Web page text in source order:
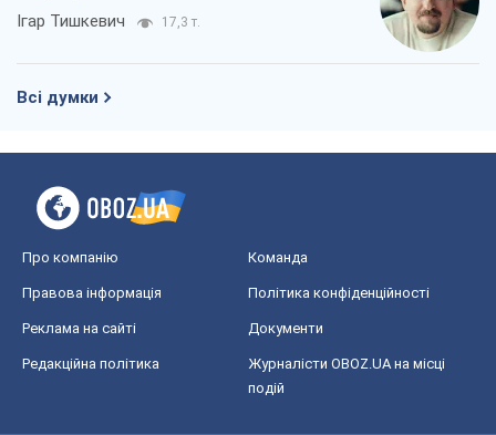
Ігар Тишкевич 17,3 т.
Всі думки
Про компанію Команда
Правова інформація Політика конфіденційності
Реклама на сайті Документи
Редакційна політика
Журналісти OBOZ.UA на місці
подій